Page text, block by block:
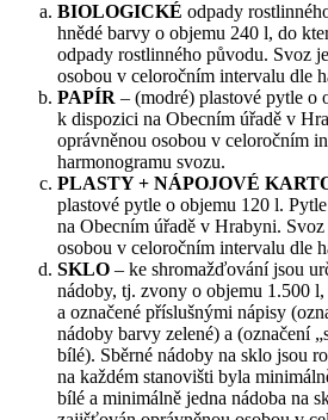
BIOLOGICKÉ odpady
hnědé barvy o objemu 240 l, do
odpady rostlinného původu. Svoz
osobou v celoročním intervalu dle
PAPÍR – (modré) plastové pytle o
k dispozici na Obecním úřadě v
oprávněnou osobou v celoročním
harmonogramu svozu.
PLASTY + NÁPOJOVÉ
plastové pytle o objemu 120 l.
na Obecním úřadě v Hrabyni.
osobou v celoročním intervalu dle
SKLO – ke shromažďování jsou
nádoby, tj. zvony o objemu 1.500 l,
a označené příslušnými nápisy
nádoby barvy zelené) a (označení
bílé). Sběrné nádoby na sklo jsou
na každém stanovišti byla
bílé a minimálně jedna nádoba na